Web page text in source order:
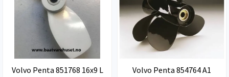
Volvo Penta 851768 16x9 L Volvo Penta 854764 A1